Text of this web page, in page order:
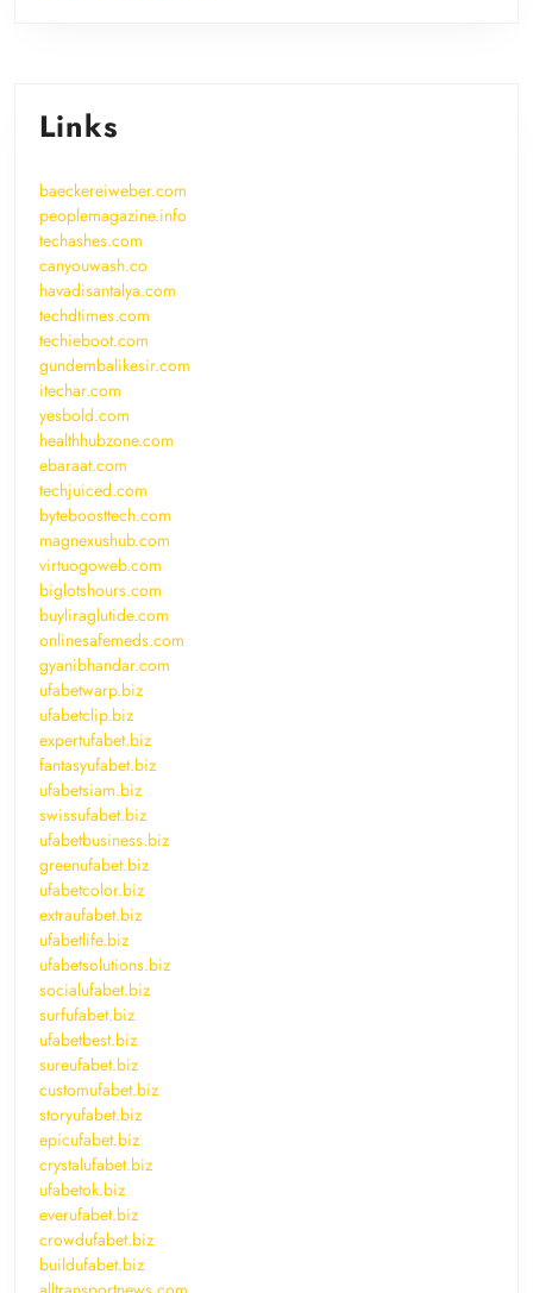
Links
baeckereiweber.com
peoplemagazine.info
techashes.com
canyouwash.co
havadisantalya.com
techdtimes.com
techieboot.com
gundembalikesir.com
itechar.com
yesbold.com
healthhubzone.com
ebaraat.com
techjuiced.com
byteboosttech.com
magnexushub.com
virtuogoweb.com
biglotshours.com
buyliraglutide.com
onlinesafemeds.com
gyanibhandar.com
ufabetwarp.biz
ufabetclip.biz
expertufabet.biz
fantasyufabet.biz
ufabetsiam.biz
swissufabet.biz
ufabetbusiness.biz
greenufabet.biz
ufabetcolor.biz
extraufabet.biz
ufabetlife.biz
ufabetsolutions.biz
socialufabet.biz
surfufabet.biz
ufabetbest.biz
sureufabet.biz
customufabet.biz
storyufabet.biz
epicufabet.biz
crystalufabet.biz
ufabetok.biz
everufabet.biz
crowdufabet.biz
buildufabet.biz